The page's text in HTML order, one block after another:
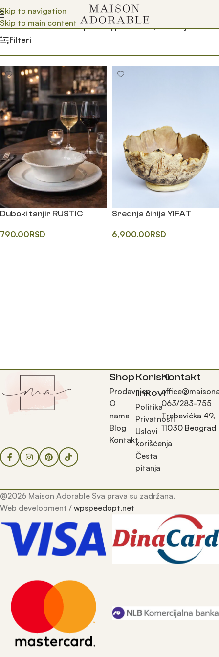
Skip to navigation
Skip to main content
Почетна/Prodavnica/Производ oзначен „bez činija“
Filteri
Duboki tanjir RUSTIC
790.00RSD
Srednja činija YIFAT
6,900.00RSD
Shop
Prodavnica
O
nama
Blog
Kontakt
Korisni
linkovi
Politika
Privatnosti
Uslovi
korišćenja
Česta
pitanja
Kontakt
063/283-755
Trebevićka 49,
11030 Beograd
@2026 Maison Adorable Sva prava su zadržana.
Web development / wpspeedopt.net